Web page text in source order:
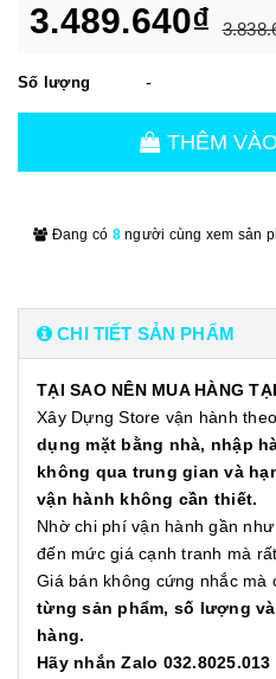
3.489.640₫
Số lượng -
THÊM
Đang có 8người cùng xem sản
CHI TIẾT SẢN PHẨM
TẠI SAO NÊN MUA HÀNG
Xây Dựng Store vận hành
dụng mặt bằng nhà, nhập
không qua trung gian và
vận hành không cần thiết.
Nhờ chi phí vận hành gần
đến mức giá cạnh tranh mà
Giá bán không cứng nhắc mà
từng sản phẩm, số lượng
hàng.
Hãy nhắn Zalo 032.8025.013